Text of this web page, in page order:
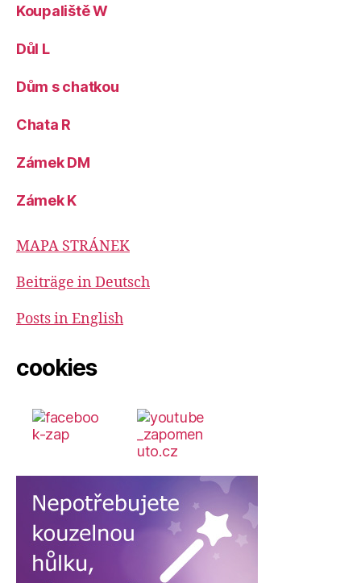
Koupaliště W
Důl L
Dům s chatkou
Chata R
Zámek DM
Zámek K
MAPA STRÁNEK
Beiträge in Deutsch
Posts in English
cookies